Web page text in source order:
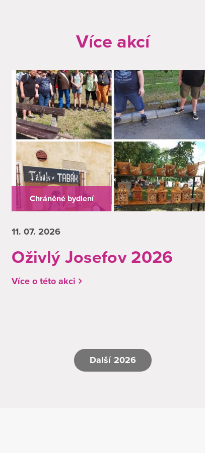
Více akcí
Chráněné bydlení
11. 07.2026
Oživlý Josefov 2026
Více o této akci
Další 2026